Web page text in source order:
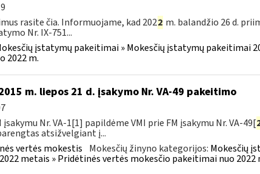
rasite čia. Informuojame, kad 2022 m. balandžio 26 d.
Nr. IX-751...
įstatymų pakeitimai » Mokesčių įstatymų pakeitimai
2022 m.
m. liepos 21 d. įsakymo Nr. VA-49 pakeitimo
Nr. VA-1[1] papildėme VMI prie FM įsakymu Nr. VA-49[
atsižvelgiant į...
vertės mokestis Mokesčių žinyno kategorijos: Mokesčių
metais » Pridėtinės vertės mokesčio pakeitimai nuo 2022